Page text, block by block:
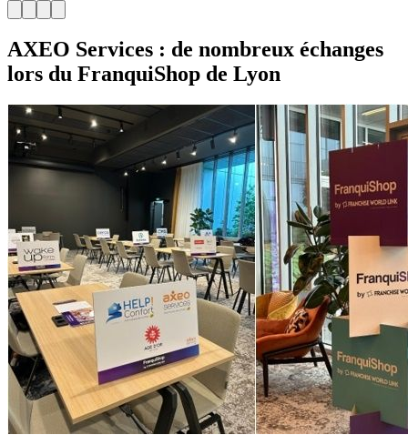
AXEO Services : de nombreux échanges
lors du FranquiShop de Lyon